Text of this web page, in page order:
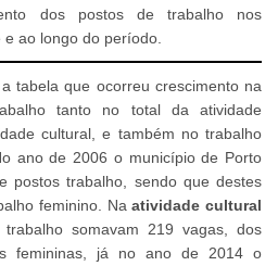
dos postos de trabalho nos
ao longo do período.
tabela que ocorreu crescimento na
tanto no total da atividade
cultural, e também no trabalho
ano de 2006 o município de Porto
postos trabalho, sendo que destes
feminino. Naatividade cultural
somavam 219 vagas, dos
femininas, já no ano de 2014 o